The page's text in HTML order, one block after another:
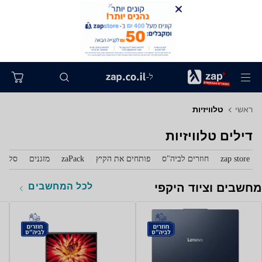
ל-
ראשי טלוויזיות
דילים טלוויזיות
zap store חוזרים לביה"ס פותחים את הקיץ zaPack מזגנים
מחשבים וציוד היקפי לכל המחשבים